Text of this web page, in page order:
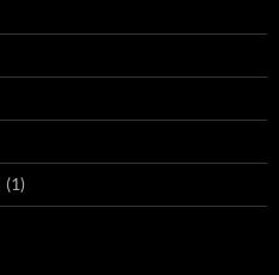
(1)